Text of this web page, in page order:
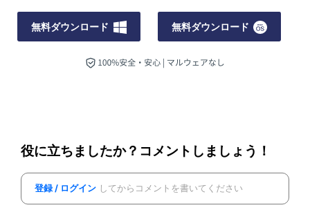
無料ダウンロード 無料ダウンロード
役に立ちましたか？コメントしましょう！
登録 / ログイン してからコメントを書いてください